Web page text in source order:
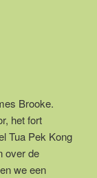
Brooke.
het fort
Tua Pek Kong
over de
we een